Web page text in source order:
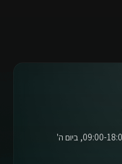
שעות הפעילות שלנו בימים א'-ד' 09:00-18:00, ביום ה'